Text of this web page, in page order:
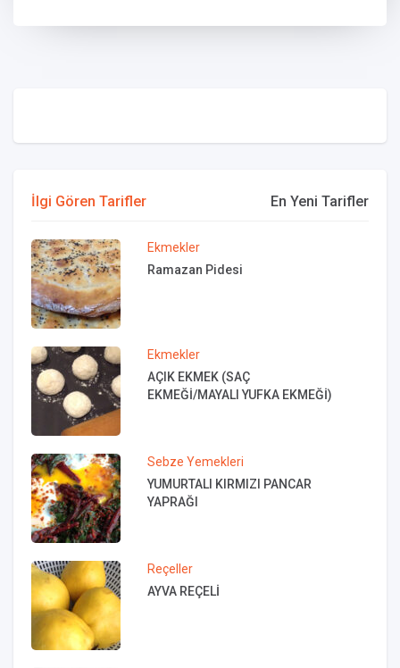
İlgi Gören Tarifler En Yeni Tarifler
Ekmekler
Ramazan Pidesi
Ekmekler
AÇIK EKMEK (SAÇ
EKMEĞİ/MAYALI YUFKA EKMEĞİ)
Sebze Yemekleri
YUMURTALI KIRMIZI PANCAR
YAPRAĞI
Reçeller
AYVA REÇELİ